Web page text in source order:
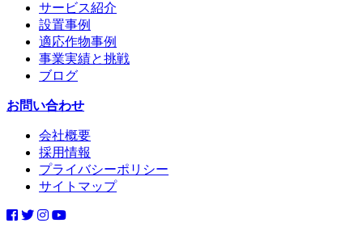
サービス紹介
設置事例
適応作物事例
事業実績と挑戦
ブログ
お問い合わせ
会社概要
採用情報
プライバシーポリシー
サイトマップ